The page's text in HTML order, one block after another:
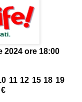
2024 ore 18:00
11 12 15 18 19